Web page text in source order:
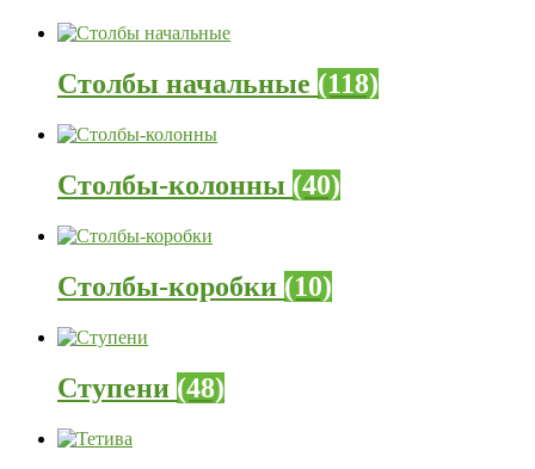
Столбы начальные (118)
Столбы-колонны (40)
Столбы-коробки (10)
Ступени (48)